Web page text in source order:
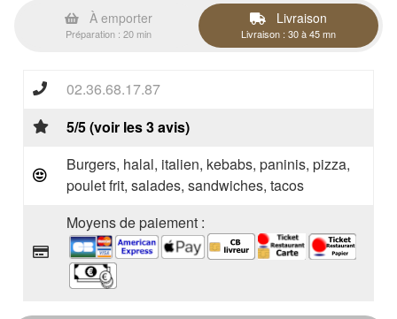
À emporter
Préparation : 20 min
Livraison
Livraison : 30 à 45 mn
02.36.68.17.87
5/5 (voir les 3 avis)
Burgers, halal, italien, kebabs, paninis, pizza,
poulet frit, salades, sandwiches, tacos
Moyens de paiement :